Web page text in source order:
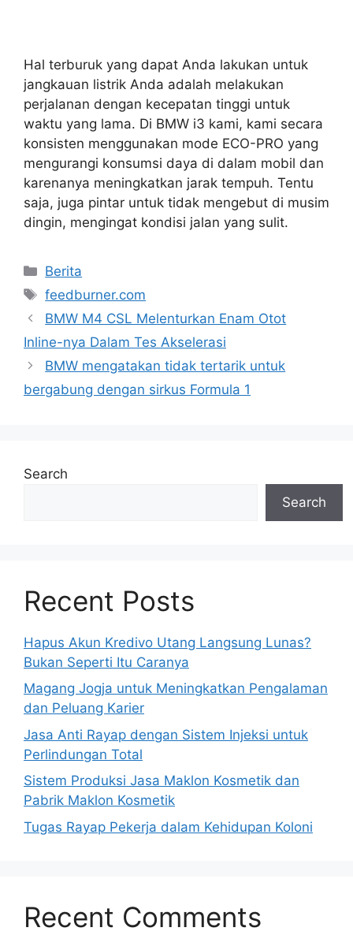
Hal terburuk yang dapat Anda lakukan untuk
jangkauan listrik Anda adalah melakukan
perjalanan dengan kecepatan tinggi untuk
waktu yang lama. Di BMW i3 kami, kami secara
konsisten menggunakan mode ECO-PRO yang
mengurangi konsumsi daya di dalam mobil dan
karenanya meningkatkan jarak tempuh. Tentu
saja, juga pintar untuk tidak mengebut di musim
dingin, mengingat kondisi jalan yang sulit.
Categories
Berita
Tags
feedburner.com
BMW M4 CSL Melenturkan Enam Otot
Inline-nya Dalam Tes Akselerasi
BMW mengatakan tidak tertarik untuk
bergabung dengan sirkus Formula 1
Search
Search
Recent Posts
Hapus Akun Kredivo Utang Langsung Lunas?
Bukan Seperti Itu Caranya
Magang Jogja untuk Meningkatkan Pengalaman
dan Peluang Karier
Jasa Anti Rayap dengan Sistem Injeksi untuk
Perlindungan Total
Sistem Produksi Jasa Maklon Kosmetik dan
Pabrik Maklon Kosmetik
Tugas Rayap Pekerja dalam Kehidupan Koloni
Recent Comments